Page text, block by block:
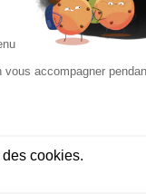
IN EUROPE